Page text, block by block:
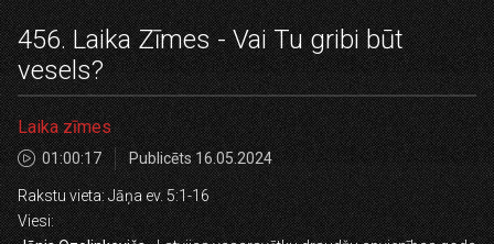
456. Laika Zīmes - Vai Tu gribi būt
vesels?
Laika zīmes
01:00:17 Publicēts 16.05.2024
Rakstu vieta: Jāņa ev. 5:1-16
Viesi: